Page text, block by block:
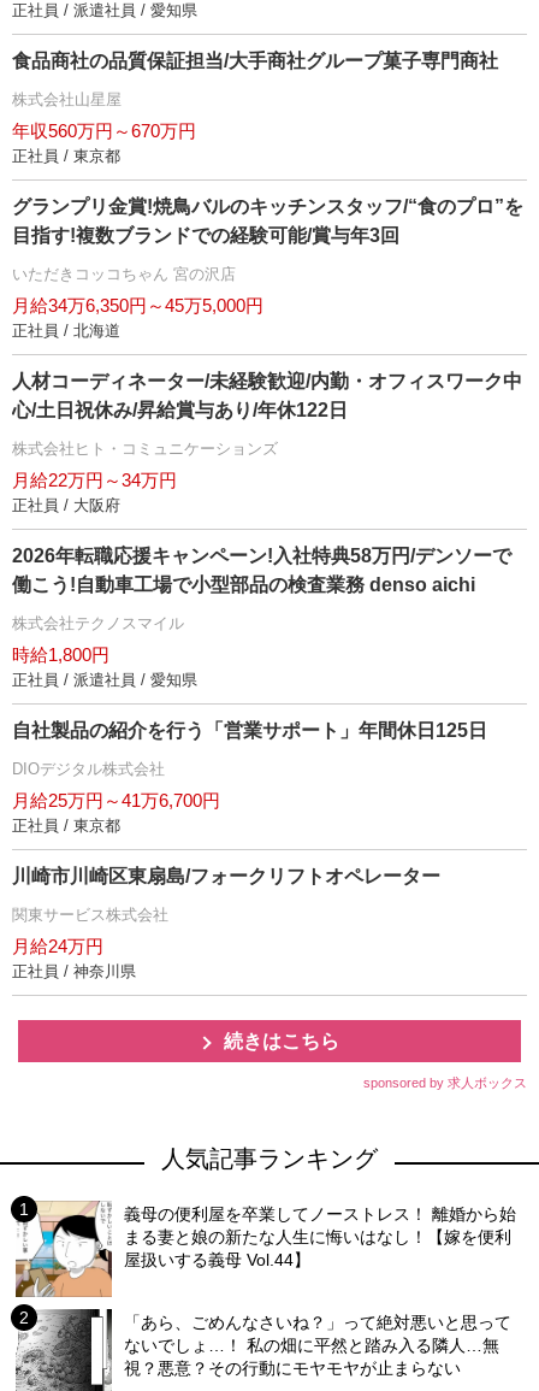
正社員 / 派遣社員 / 愛知県
食品商社の品質保証担当/大手商社グループ菓子専門商社
株式会社山星屋
年収560万円～670万円
正社員 / 東京都
グランプリ金賞!焼鳥バルのキッチンスタッフ/“食のプロ”を
目指す!複数ブランドでの経験可能/賞与年3回
いただきコッコちゃん 宮の沢店
月給34万6,350円～45万5,000円
正社員 / 北海道
人材コーディネーター/未経験歓迎/内勤・オフィスワーク中
心/土日祝休み/昇給賞与あり/年休122日
株式会社ヒト・コミュニケーションズ
月給22万円～34万円
正社員 / 大阪府
2026年転職応援キャンペーン!入社特典58万円/デンソーで
働こう!自動車工場で小型部品の検査業務 denso aichi
株式会社テクノスマイル
時給1,800円
正社員 / 派遣社員 / 愛知県
自社製品の紹介を行う「営業サポート」年間休日125日
DIOデジタル株式会社
月給25万円～41万6,700円
正社員 / 東京都
川崎市川崎区東扇島/フォークリフトオペレーター
関東サービス株式会社
月給24万円
正社員 / 神奈川県
続きはこちら
sponsored by 求人ボックス
人気記事ランキング
義母の便利屋を卒業してノーストレス！ 離婚から始
まる妻と娘の新たな人生に悔いはなし！【嫁を便利
屋扱いする義母 Vol.44】
「あら、ごめんなさいね？」って絶対悪いと思って
ないでしょ…！ 私の畑に平然と踏み入る隣人…無
視？悪意？その行動にモヤモヤが止まらない